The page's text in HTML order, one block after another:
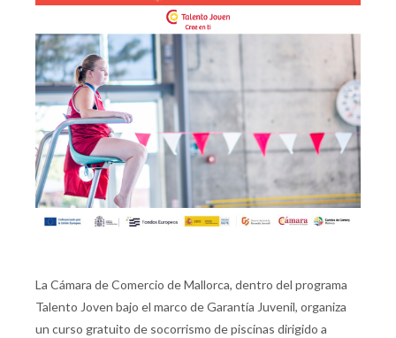
La Cámara de Comercio de Mallorca, dentro del programa
Talento Joven bajo el marco de Garantía Juvenil, organiza
un curso gratuito de socorrismo de piscinas dirigido a